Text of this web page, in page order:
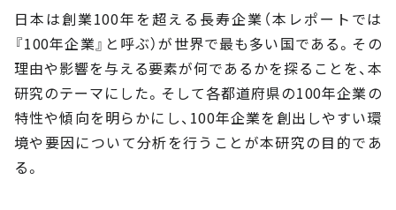
⑥資本金は『1千万円以上～5千万円未満』が最多
⑦従業員数は『10人未満』が6割超え
⑧売上高は『1億円未満』が最多
⑨本業以外に貸事務所業を行っている企業は4社
日本は創業100年を超える長寿企業（本レポートでは
『100年企業』と呼ぶ）が世界で最も多い国である。その
理由や影響を与える要素が何であるかを探ることを、本
研究のテーマにした。そして各都道府県の100年企業の
特性や傾向を明らかにし、100年企業を創出しやすい環
境や要因について分析を行うことが本研究の目的であ
る。